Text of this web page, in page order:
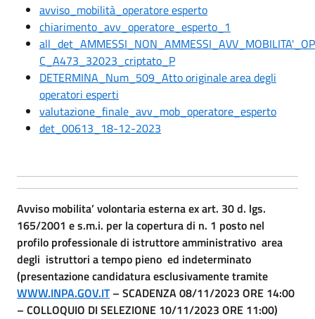
avviso_mobilità_operatore esperto
chiarimento_avv_operatore_esperto_1
C_A473_32023_criptato_P
DETERMINA_Num_509_Atto originale area degli
operatori esperti
valutazione_finale_avv_mob_operatore_esperto
det_00613_18-12-2023
Avviso mobilita’ volontaria esterna ex art. 30 d. lgs.
165/2001 e s.m.i. per la copertura di n. 1 posto nel
profilo professionale di istruttore amministrativo area
degli istruttori a tempo pieno ed indeterminato
(presentazione candidatura esclusivamente tramite
WWW.INPA.GOV.IT– SCADENZA 08/11/2023 ORE 14:00
– COLLOQUIO DI SELEZIONE 10/11/2023 ORE 11:00)